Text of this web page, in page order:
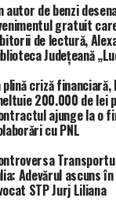
autor de benzi
gratuit
de lectură,
Județeană
plină criză
200.000 de lei
ajunge la o
cu PNL
Adevărul ascuns
STP Jurj Liliana